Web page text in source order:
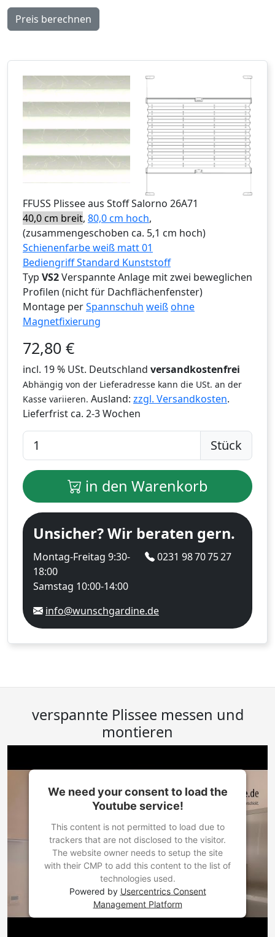
Preis berechnen
FFUSS Plissee aus Stoff Salorno 26A71
40,0 cm breit, 80,0 cm hoch,
(zusammengeschoben ca. 5,1 cm hoch)
Schienenfarbe weiß matt 01
Bediengriff Standard Kunststoff
Typ VS2Verspannte Anlage mit zwei beweglichen
Profilen (nicht für Dachflächenfenster)
Montage perSpannschuh weißohne
Magnetfixierung
72,80 €
incl. 19 % USt. Deutschland versandkostenfrei
Abhängig von der Lieferadresse kann die USt. an der
Kasse variieren. Ausland: zzgl. Versandkosten.
Lieferfrist ca. 2-3 Wochen
Stück
in den Warenkorb
Unsicher? Wir beraten gern.
Montag-Freitag 9:30-
18:00
Samstag 10:00-14:00
0231 98 70 75 27
info@wunschgardine.de
verspannte Plissee messen und
montieren
We need your consent to load the
Youtube service!
This content is not permitted to load due to
trackers that are not disclosed to the visitor.
The website owner needs to setup the site
with their CMP to add this content to the list of
technologies used.
Powered by Usercentrics Consent
Management Platform